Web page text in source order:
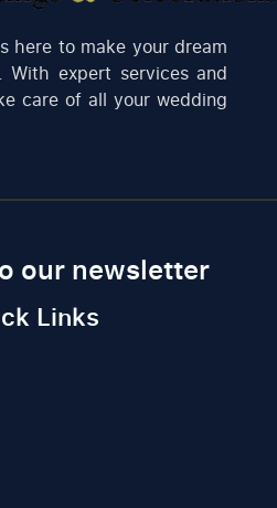
here to make your dream
With expert services and
care of all your wedding
our newsletter
Links